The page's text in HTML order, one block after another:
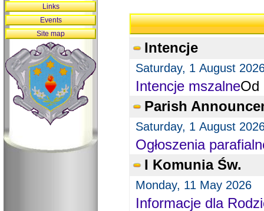
Intencje
Saturday, 1 August
Intencje mszalneOd
Parish
Saturday, 1 August
Ogłoszenia
I Komunia Św.
Monday, 11 May 2026
Informacje dla
Links
Events
Site map